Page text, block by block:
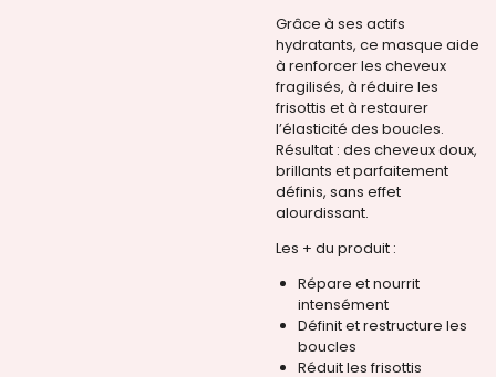
Grâce à ses actifs
hydratants, ce masque aide
à renforcer les cheveux
fragilisés, à réduire les
frisottis et à restaurer
l’élasticité des boucles.
Résultat : des cheveux doux,
brillants et parfaitement
définis, sans effet
alourdissant.
Les + du produit :
Répare et nourrit
intensément
Définit et restructure les
boucles
Réduit les frisottis